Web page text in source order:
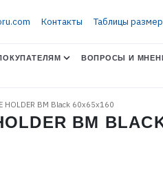
Контакты Таблицы
ВОПРОСЫ И
HOLDER BM Black 60х65х160
BM